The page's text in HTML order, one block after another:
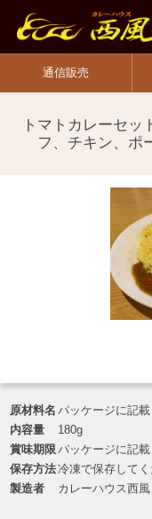
通信販売
トマトカレーセッ
フ、チキン、ポ
原材料名 パッケージに記載
内容量
180g
賞味期限 パッケージに記載
保存方法冷凍で保存して
製造者
カレーハウス西